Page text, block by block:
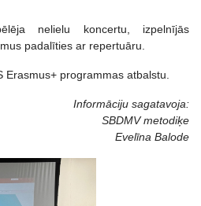
nelielu koncertu, izpelnījās
padalīties ar repertuāru.
programmas atbalstu.
Informāciju sagatavoja:
SBDMV metodiķe
Evelīna Balode